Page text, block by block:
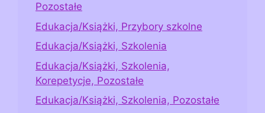
Pozostałe
Edukacja/Książki, Przybory szkolne
Edukacja/Książki, Szkolenia
Edukacja/Książki, Szkolenia,
Korepetycje, Pozostałe
Edukacja/Książki, Szkolenia, Pozostałe